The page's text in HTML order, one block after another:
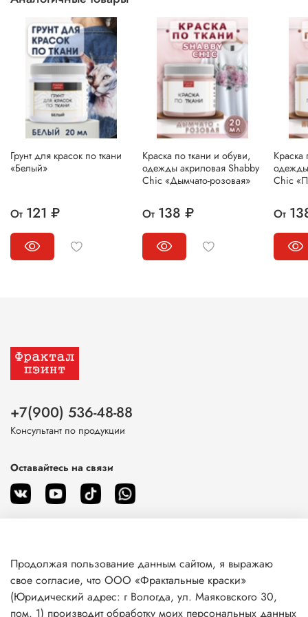
Грунт для красок по ткани
«Белый»
От 121 ₽
Краска по ткани и обуви,
одежды акриловая Shabby
Chic «Дымчато-розовая»
От 138 ₽
Краска
Chic
От
О магазине
+7(900) 536-48-88
Консультант по продукции
Оставайтесь на связи
Продолжая пользование данным сайтом, я выражаю
свое согласие, что ООО «Фрактальные краски»
(Юридический адрес: г Вологда, ул. Маяковского 30,
пом. 1) производит обработку моих персональных данных